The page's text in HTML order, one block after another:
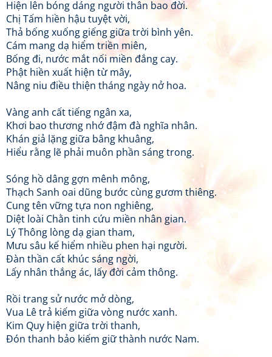
Hiện lên bóng dáng người thân bao đời.
Chị Tấm hiền hậu tuyệt vời,
Thả bống xuống giếng giữa trời bình yên.
Cám mang dạ hiểm triền miên,
Bống đi, nước mắt nối miền đắng cay.
Phật hiền xuất hiện từ mây,
Nâng niu điều thiện tháng ngày nở hoa.
Vàng anh cất tiếng ngân xa,
Khơi bao thương nhớ đậm đà nghĩa nhân.
Khán giả lặng giữa bâng khuâng,
Hiểu rằng lẽ phải muôn phần sáng trong.
Sóng hồ dâng gợn mênh mông,
Thạch Sanh oai dũng bước cùng gươm thiêng.
Cung tên vững tựa non nghiêng,
Diệt loài Chằn tinh cứu miền nhân gian.
Lý Thông lòng dạ gian tham,
Mưu sâu kế hiểm nhiều phen hại người.
Đàn thần cất khúc sáng ngời,
Lấy nhân thắng ác, lấy đời cảm thông.
Rồi trang sử nước mở dòng,
Vua Lê trả kiếm giữa vòng nước xanh.
Kim Quy hiện giữa trời thanh,
Đón thanh bảo kiếm giữ thành nước Nam.